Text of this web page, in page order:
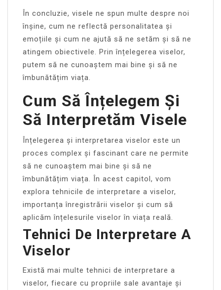
În concluzie, visele ne spun multe despre noi
înșine, cum ne reflectă personalitatea și
emoțiile și cum ne ajută să ne setăm și să ne
atingem obiectivele. Prin înțelegerea viselor,
putem să ne cunoaștem mai bine și să ne
îmbunătățim viața.
Cum Să Înțelegem Și
Să Interpretăm Visele
Înțelegerea și interpretarea viselor este un
proces complex și fascinant care ne permite
să ne cunoaștem mai bine și să ne
îmbunătățim viața. În acest capitol, vom
explora tehnicile de interpretare a viselor,
importanța înregistrării viselor și cum să
aplicăm înțelesurile viselor în viața reală.
Tehnici De Interpretare A
Viselor
Există mai multe tehnici de interpretare a
viselor, fiecare cu propriile sale avantaje și